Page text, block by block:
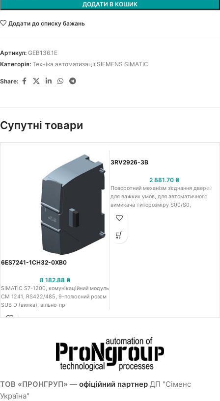
ДОДАТИ В КОШИК
Додати до списку бажань
Артикул: GEB136.1E
Категорія: Техніка автоматизації SIEMENS SIMATIC
Share:
Супутні товари
6ES7241-1CH32-0XB0
8 182.88 ₴
SIMATIC S7-1200, комунікаційний модуль
CM 1241, RS422/485, 9-полюсний розєм
SUB D (вилка), вільно-пр
3RV2926-3B
2 881.70 ₴
Поворотний механізм з’єднання дверей
для важких умов, для автоматичного
вимикача типорозміру S00/S0,
ТОВ «ПРОНГРУП» — офіційний партнер ДП "Сіменс
Україна"